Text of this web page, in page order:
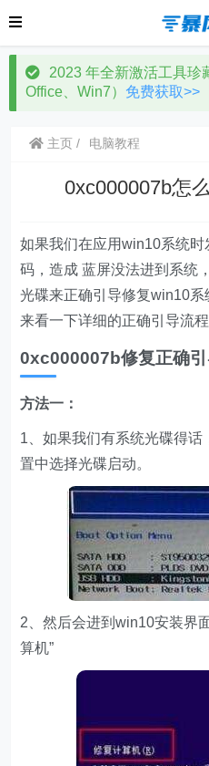
2023 年全新激活工具珍
Office、Win7） 免费获取>>
主页 电脑教程
0xc000007b怎
如果我们在应用win10系统
码，造成 蓝屏没法进到系统
光碟来正确引导修复win10
来看一下详细的正确引导流程
0xc000007b修复正确引
方法一：
1、如果我们有系统光碟得
置中选择光碟启动。
2、然后会进到win10安装界
算机”